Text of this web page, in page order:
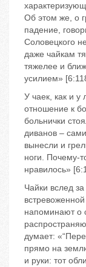
Об этом же, о
падение,
Соловецкого
даже чайкам
тяжелее и
усилием»
У чаек, как и у
отношение к
больнички
диванов –
вынесли и
ноги. Почему-
нравилось»
Чайки вслед
напоминают о
думает:
прямо на
и руки: тот